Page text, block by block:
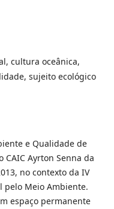
cultura oceânica,
sujeito ecológico
e Qualidade de
CAIC Ayrton Senna da
no contexto da IV
pelo Meio Ambiente.
espaço permanente